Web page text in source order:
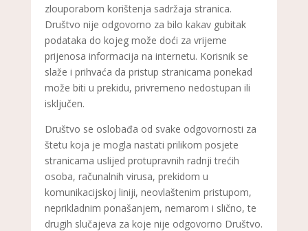
zlouporabom korištenja sadržaja stranica.
Društvo nije odgovorno za bilo kakav gubitak
podataka do kojeg može doći za vrijeme
prijenosa informacija na internetu. Korisnik se
slaže i prihvaća da pristup stranicama ponekad
može biti u prekidu, privremeno nedostupan ili
isključen.
Društvo se oslobađa od svake odgovornosti za
štetu koja je mogla nastati prilikom posjete
stranicama uslijed protupravnih radnji trećih
osoba, računalnih virusa, prekidom u
komunikacijskoj liniji, neovlaštenim pristupom,
neprikladnim ponašanjem, nemarom i slično, te
drugih slučajeva za koje nije odgovorno Društvo.